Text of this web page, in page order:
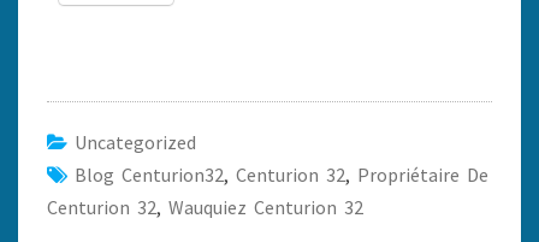
Uncategorized
Blog Centurion32, Centurion 32, Propriétaire De
Centurion 32, Wauquiez Centurion 32